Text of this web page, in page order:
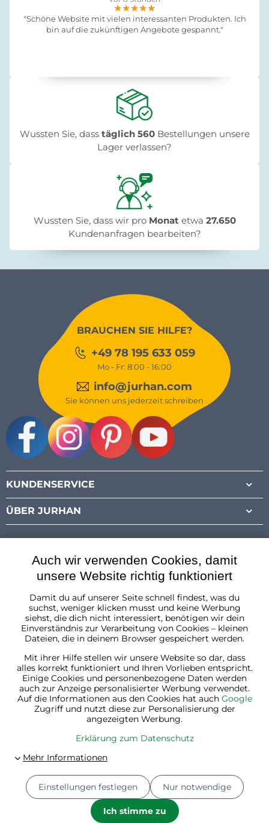
★★★★★
★★★★★
★★★★★
"Schöne Website mit vielen interessanten Produkten. Ich
bin auf die zukünftigen Angebote gespannt."
Wussten Sie, dass täglich 560Bestellungen unsere
Lager verlassen?
Wussten Sie, dass wir pro Monat etwa 27.650
Kundenanfragen bearbeiten?
BRAUCHEN SIE HILFE?
+49 78 195 633 059
Mo - Fr: 8:00 - 16:00
info@jurhan.com
Sie können uns jederzeit schreiben
KUNDENSERVICE
ÜBER JURHAN
Österreich
© 2026 Jurhan.at 💚 | Alle Rechte vorbehalten
Datenschutz-Einstellungen
Erklärung zum Datenschutz
Auch wir verwenden Cookies, damit
unsere Website richtig funktioniert
Damit du auf unserer Seite schnell findest, was du
suchst, weniger klicken musst und keine Werbung
siehst, die dich nicht interessiert, benötigen wir dein
Einverständnis zur Verarbeitung von Cookies – kleinen
Dateien, die in deinem Browser gespeichert werden.
Mit ihrer Hilfe stellen wir unsere Website so dar, dass
alles korrekt funktioniert und Ihren Vorlieben entspricht.
Einige Cookies und personenbezogene Daten werden
auch zur Anzeige personalisierter Werbung verwendet.
Auf die Informationen aus den Cookies hat auch Google
Zugriff und nutzt diese zur Personalisierung der
angezeigten Werbung.
Erklärung zum Datenschutz
Einstellungen festlegen
Ich stimme zu
Nur notwendige